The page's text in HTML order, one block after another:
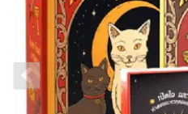
Previous slide